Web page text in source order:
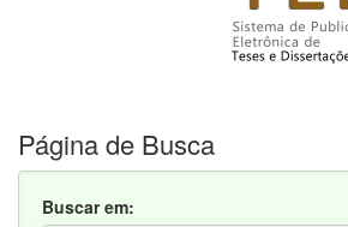
Página de Busca
Buscar em: